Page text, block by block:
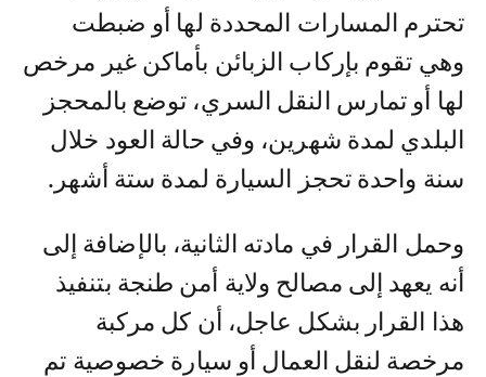
تحترم المسارات المحددة لها أو ضبطت
وهي تقوم بإركاب الزبائن بأماكن غير مرخص
لها أو تمارس النقل السري، توضع بالمحجز
البلدي لمدة شهرين، وفي حالة العود خلال
سنة واحدة تحجز السيارة لمدة ستة أشهر.
وحمل القرار في مادته الثانية، بالإضافة إلى
أنه يعهد إلى مصالح ولاية أمن طنجة بتنفيذ
هذا القرار بشكل عاجل، أن كل مركبة
مرخصة لنقل العمال أو سيارة خصوصية تم